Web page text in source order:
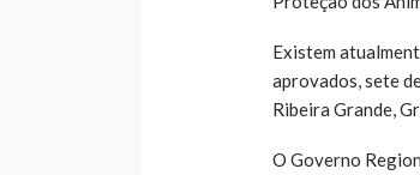
Existem
aprovados, sete
Ribeira Grande,
O Governo